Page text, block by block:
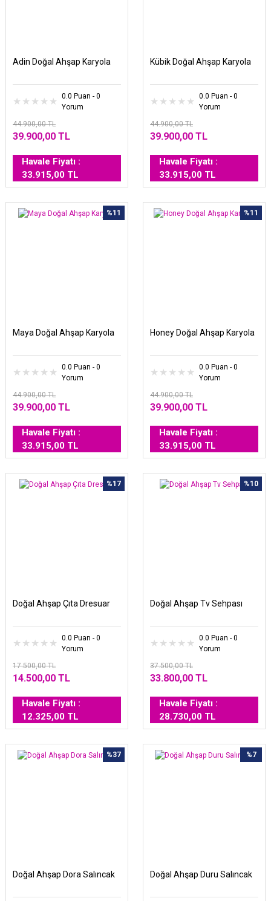
Adin Doğal Ahşap Karyola
0.0 Puan - 0
Yorum
44.900,00 TL
39.900,00 TL
Havale Fiyatı :
33.915,00 TL
Kübik Doğal Ahşap Karyola
0.0 Puan - 0
Yorum
44.900,00 TL
39.900,00 TL
Havale Fiyatı :
33.915,00 TL
%11
Maya Doğal Ahşap Karyola
0.0 Puan - 0
Yorum
44.900,00 TL
39.900,00 TL
Havale Fiyatı :
33.915,00 TL
%11
Honey Doğal Ahşap Karyola
0.0 Puan - 0
Yorum
44.900,00 TL
39.900,00 TL
Havale Fiyatı :
33.915,00 TL
%17
Doğal Ahşap Çıta Dresuar
0.0 Puan - 0
Yorum
17.500,00 TL
14.500,00 TL
Havale Fiyatı :
12.325,00 TL
%10
Doğal Ahşap Tv Sehpası
0.0 Puan - 0
Yorum
37.500,00 TL
33.800,00 TL
Havale Fiyatı :
28.730,00 TL
%37
Doğal Ahşap Dora Salıncak
%7
Doğal Ahşap Duru Salıncak